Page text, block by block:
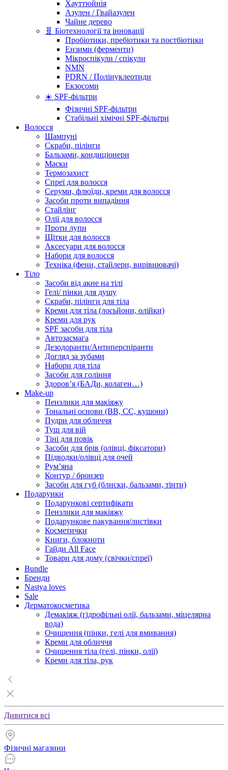
Хауттюйнія
Азулен / Гвайазулен
Чайне дерево
🧬 Біотехнології та інновації
Пробіотики, пребіотики та постбіотики
Ензими (ферменти)
Мікроспікули / спікули
NMN
PDRN / Полінуклеотиди
Екзосоми
☀️ SPF-фільтри
Фізичні SPF-фільтри
Стабільні хімічні SPF-фільтри
Волосся
Шампуні
Скраби, пілінги
Бальзами, кондиціонери
Маски
Термозахист
Спреї для волосся
Серуми, флюїди, креми для волосся
Засоби проти випадіння
Стайлінг
Олії для волосся
Проти лупи
Щітки для волосся
Аксесуари для волосся
Набори для волосся
Техніка (фени, стайлери, вирівнювачі)
Тіло
Засоби від акне на тілі
Гелі/ пінки для душу
Скраби, пілінги для тіла
Креми для тіла (лосьйони, олійки)
Креми для рук
SPF засоби для тіла
Автозасмага
Дезодоранти/Антиперспіранти
Догляд за зубами
Набори для тіла
Засоби для гоління
Здоровʼя (БАДи, колаген…)
Make-up
Пензлики для макіяжу
Тональні основи (BB, CC, кушони)
Пудри для обличчя
Туш для вій
Тіні для повік
Засоби для брів (олівці, фіксатори)
Підводки/олівці для очей
Румʼяна
Контур / бронзер
Засоби для губ (блиски, бальзами, тінти)
Подарунки
Подарункові сертифікати
Пензлики для макіяжу
Подарункове пакування/листівки
Косметички
Книги, блокноти
Гайди All Face
Товари для дому (свічки/спреї)
Bundle
Бренди
Nastya loves
Sale
Дерматокосметика
Демакіяж (гідрофільні олії, бальзами, міцелярна
вода)
Очищення (пінки, гелі для вмивання)
Креми для обличчя
Очищення тіла (гелі, пінки, олії)
Креми для тіла, рук
Дивитися всі
Фізичні магазини